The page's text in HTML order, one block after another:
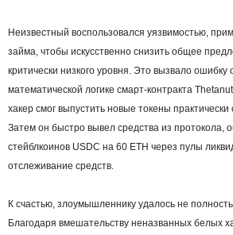
Неизвестный воспользовался уязвимостью,
займа, чтобы искусственно снизить общее
критически низкого уровня. Это вызвало ошибку
математической логике смарт-контракта
хакер смог выпустить новые токены
Затем он быстро вывел средства из протокола,
стейблкоинов USDC на 60 ETH через пулы
отслеживание средств.
К счастью, злоумышленнику удалось не
Благодаря вмешательству неназванных белых